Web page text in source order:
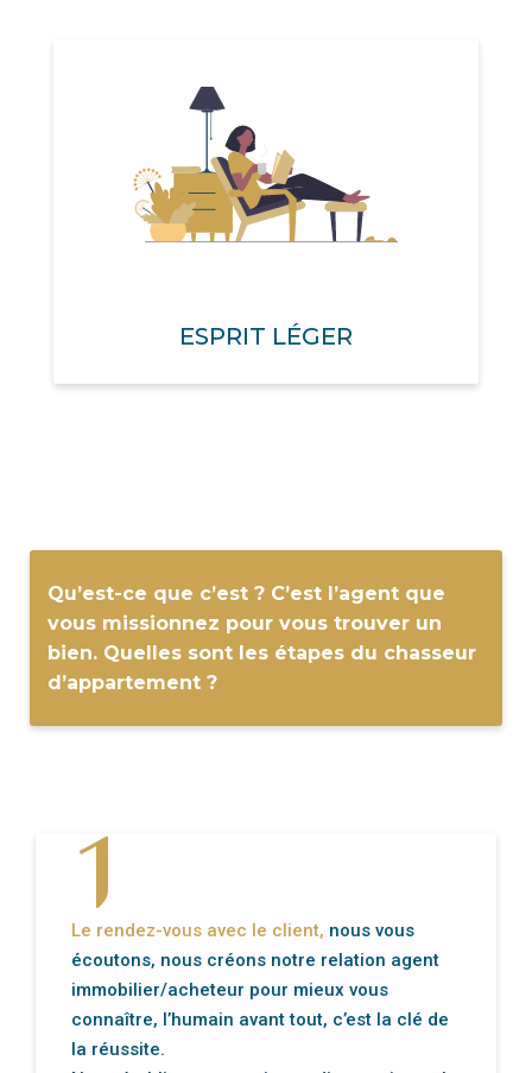
ESPRIT LÉGER
Qu’est-ce que c’est ? C’est l’agent que
vous missionnez pour vous trouver un
bien. Quelles sont les étapes du chasseur
d’appartement ?
1
Le rendez-vous avec le client, nous vous
écoutons, nous créons notre relation agent
immobilier/acheteur pour mieux vous
connaître, l’humain avant tout, c’est la clé de
la réussite.